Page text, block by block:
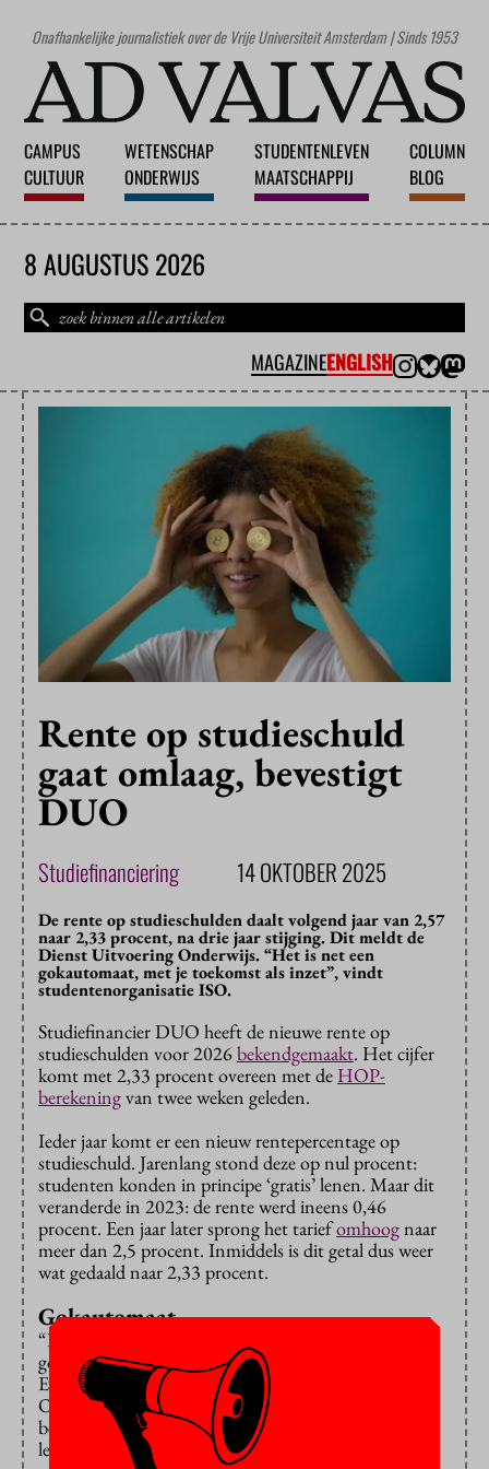
Onafhankelijke journalistiek over de Vrije Universiteit Amsterdam | Sinds 1953
CAMPUS
CULTUUR
WETENSCHAP
ONDERWIJS
STUDENTENLEVEN
MAATSCHAPPIJ
COLUMN
BLOG
8 AUGUSTUS 2026
MAGAZINEENGLISH
Rente op studieschuld
gaat omlaag, bevestigt
DUO
Studiefinanciering 14 OKTOBER 2025
De rente op studieschulden daalt volgend jaar van 2,57
naar 2,33 procent, na drie jaar stijging. Dit meldt de
Dienst Uitvoering Onderwijs. “Het is net een
gokautomaat, met je toekomst als inzet”, vindt
studentenorganisatie ISO.
Studiefinancier DUO heeft de nieuwe rente op
studieschulden voor 2026bekendgemaakt. Het cijfer
komt met 2,33 procent overeen met de HOP-
berekeningvan twee weken geleden.
Ieder jaar komt er een nieuw rentepercentage op
studieschuld. Jarenlang stond deze op nul procent:
studenten konden in principe ‘gratis’ lenen. Maar dit
veranderde in 2023: de rente werd ineens 0,46
procent. Een jaar later sprong het tariefomhoognaar
meer dan 2,5 procent. Inmiddels is dit getal dus weer
wat gedaald naar 2,33 procent.
Gokautomaat
“De rente op de studieleningen is net een
gokautomaat, met je toekomst als inzet”, zegt Sarah
Evink, voorzitter van het Interstedelijk Studenten
Overleg (ISO). “Er blijft een constante onzekerheid
bestaan over de steeds veranderende kosten om te
lenen.”